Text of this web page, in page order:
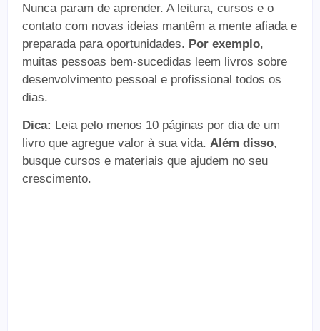
Nunca param de aprender. A leitura, cursos e o
contato com novas ideias mantêm a mente afiada e
preparada para oportunidades. Por exemplo,
muitas pessoas bem-sucedidas leem livros sobre
desenvolvimento pessoal e profissional todos os
dias.
Dica: Leia pelo menos 10 páginas por dia de um
livro que agregue valor à sua vida. Além disso,
busque cursos e materiais que ajudem no seu
crescimento.